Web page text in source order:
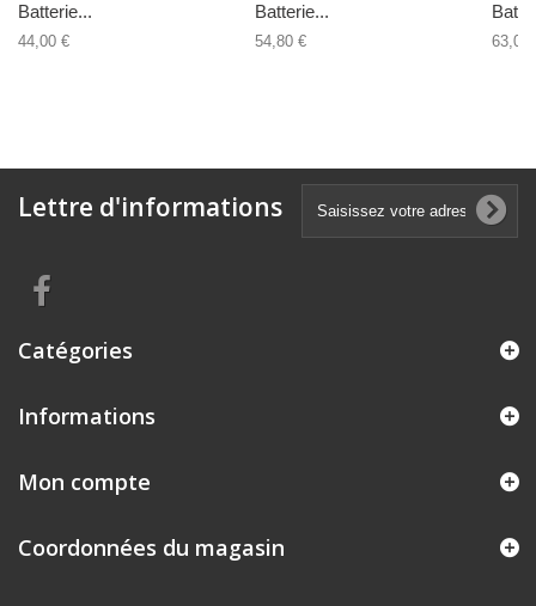
Batterie...
44,00 €
Batterie...
54,80 € 63,00
Lettre d'informations
Catégories
Informations
Mon compte
Coordonnées du magasin